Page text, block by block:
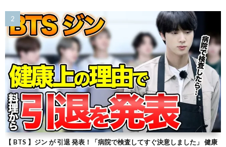
【 BTS 】ジン が 引退 発表！「病院で検査してすぐ決意しました」 健康